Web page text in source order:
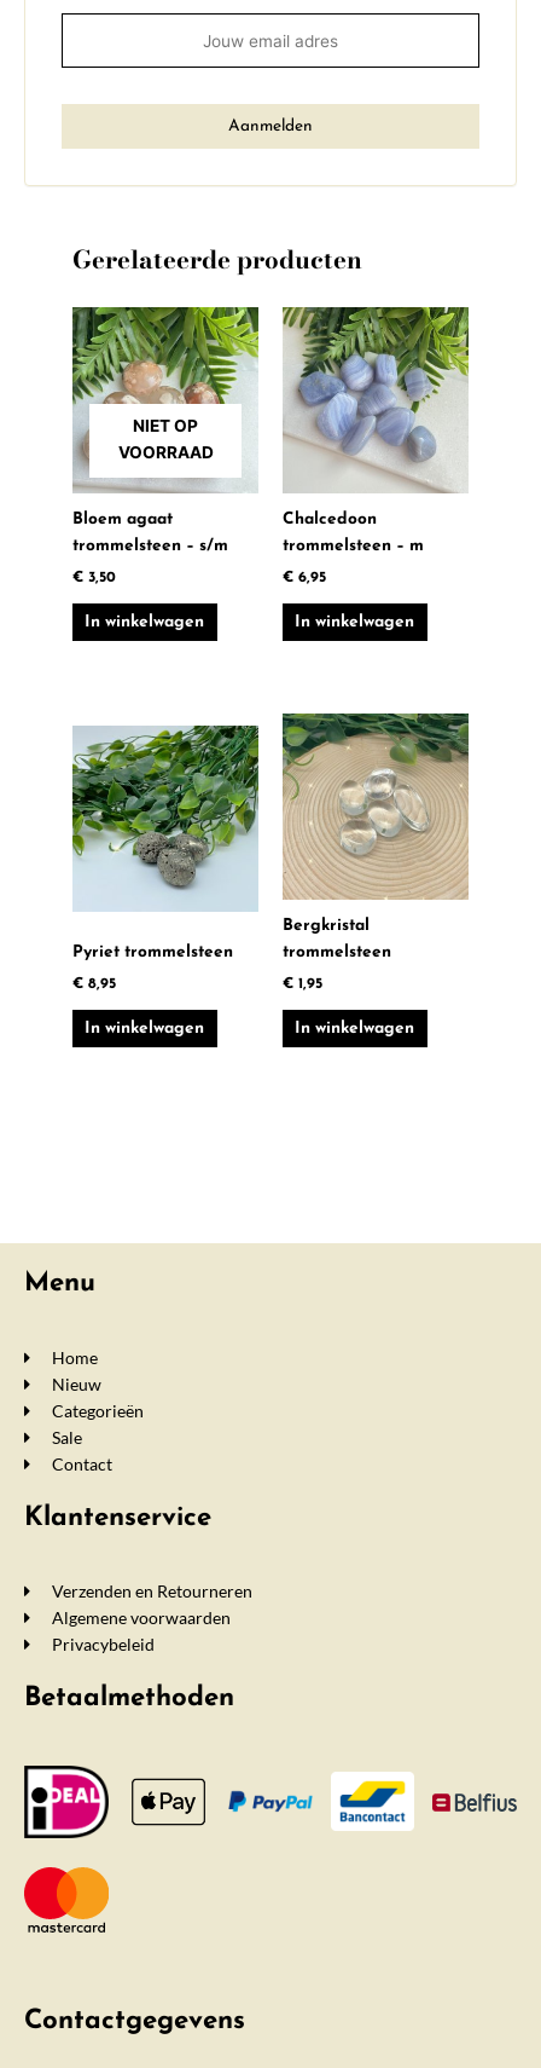
Gerelateerde producten
NIET OP
VOORRAAD
Bloem agaat
trommelsteen – s/m
€ 3,50
In winkelwagen
Chalcedoon
trommelsteen – m
€ 6,95
In winkelwagen
Pyriet trommelsteen
€ 8,95
In winkelwagen
Bergkristal
trommelsteen
€ 1,95
In winkelwagen
Menu
Home
Nieuw
Categorieën
Sale
Contact
Klantenservice
Verzenden en Retourneren
Algemene voorwaarden
Privacybeleid
Betaalmethoden
Contactgegevens